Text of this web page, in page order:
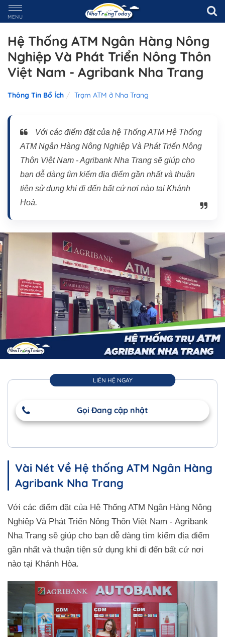
MENU
Hệ Thống ATM Ngân Hàng Nông
Nghiệp Và Phát Triển Nông Thôn
Việt Nam - Agribank Nha Trang
Thông Tin Bổ Ích Trạm ATM ở Nha Trang
Với các điểm đặt của hệ Thống ATM Hệ Thống
ATM Ngân Hàng Nông Nghiệp Và Phát Triển Nông
Thôn Việt Nam - Agribank Nha Trang sẽ giúp cho
bạn dễ dàng tìm kiếm địa điểm gần nhất và thuận
tiện sử dụng khi đi đến bất cứ nơi nào tại Khánh
Hoà.
LIÊN HỆ NGAY
Gọi Đang cập nhật
Vài Nét Về Hệ thống ATM Ngân Hàng
Agribank Nha Trang
Với các điểm đặt của Hệ Thống ATM Ngân Hàng Nông
Nghiệp Và Phát Triển Nông Thôn Việt Nam - Agribank
Nha Trang sẽ giúp cho bạn dễ dàng tìm kiếm địa điểm
gần nhất và thuận tiện sử dụng khi đi đến bất cứ nơi
nào tại Khánh Hòa.